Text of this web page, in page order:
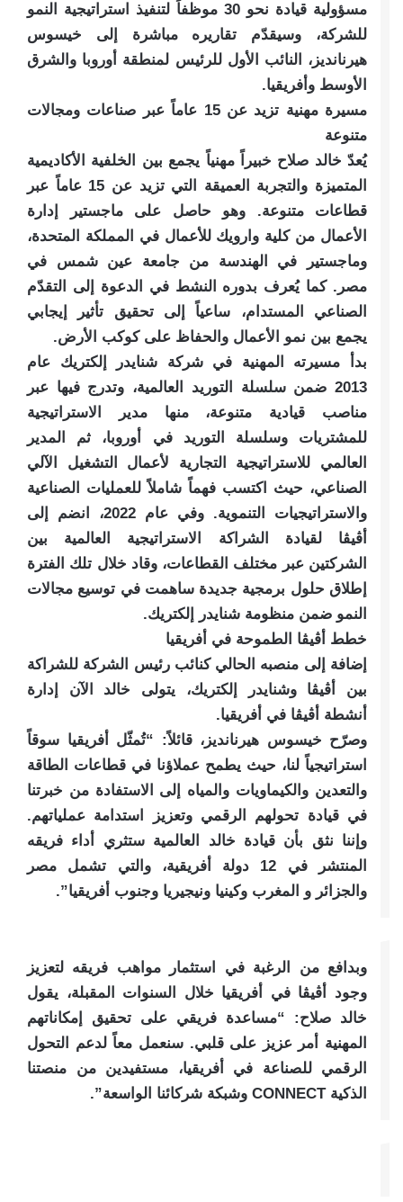
مسؤولية قيادة نحو 30 موظفاً لتنفيذ استراتيجية النمو
للشركة، وسيقدّم تقاريره مباشرة إلى خيسوس
هيرنانديز، النائب الأول للرئيس لمنطقة أوروبا والشرق
الأوسط وأفريقيا.
مسيرة مهنية تزيد عن 15 عاماً عبر صناعات ومجالات
متنوعة
يُعدّ خالد صلاح خبيراً مهنياً يجمع بين الخلفية الأكاديمية
المتميزة والتجربة العميقة التي تزيد عن 15 عاماً عبر
قطاعات متنوعة. وهو حاصل على ماجستير إدارة
الأعمال من كلية وارويك للأعمال في المملكة المتحدة،
وماجستير في الهندسة من جامعة عين شمس في
مصر. كما يُعرف بدوره النشط في الدعوة إلى التقدّم
الصناعي المستدام، ساعياً إلى تحقيق تأثير إيجابي
يجمع بين نمو الأعمال والحفاظ على كوكب الأرض.
بدأ مسيرته المهنية في شركة شنايدر إلكتريك عام
2013 ضمن سلسلة التوريد العالمية، وتدرج فيها عبر
مناصب قيادية متنوعة، منها مدير الاستراتيجية
للمشتريات وسلسلة التوريد في أوروبا، ثم المدير
العالمي للاستراتيجية التجارية لأعمال التشغيل الآلي
الصناعي، حيث اكتسب فهماً شاملاً للعمليات الصناعية
والاستراتيجيات التنموية. وفي عام 2022، انضم إلى
أڤيڤا لقيادة الشراكة الاستراتيجية العالمية بين
الشركتين عبر مختلف القطاعات، وقاد خلال تلك الفترة
إطلاق حلول برمجية جديدة ساهمت في توسيع مجالات
النمو ضمن منظومة شنايدر إلكتريك.
خطط أڤيڤا الطموحة في أفريقيا
إضافة إلى منصبه الحالي كنائب رئيس الشركة للشراكة
بين أڤيڤا وشنايدر إلكتريك، يتولى خالد الآن إدارة
أنشطة أڤيڤا في أفريقيا.
وصرّح خيسوس هيرنانديز، قائلاً: “تُمثّل أفريقيا سوقاً
استراتيجياً لنا، حيث يطمح عملاؤنا في قطاعات الطاقة
والتعدين والكيماويات والمياه إلى الاستفادة من خبرتنا
في قيادة تحولهم الرقمي وتعزيز استدامة عملياتهم.
وإننا نثق بأن قيادة خالد العالمية ستثري أداء فريقه
المنتشر في 12 دولة أفريقية، والتي تشمل مصر
والجزائر و المغرب وكينيا ونيجيريا وجنوب أفريقيا”.
وبدافع من الرغبة في استثمار مواهب فريقه لتعزيز
وجود أڤيڤا في أفريقيا خلال السنوات المقبلة، يقول
خالد صلاح: “مساعدة فريقي على تحقيق إمكاناتهم
المهنية أمر عزيز على قلبي. سنعمل معاً لدعم التحول
الرقمي للصناعة في أفريقيا، مستفيدين من منصتنا
الذكية CONNECT وشبكة شركائنا الواسعة”.